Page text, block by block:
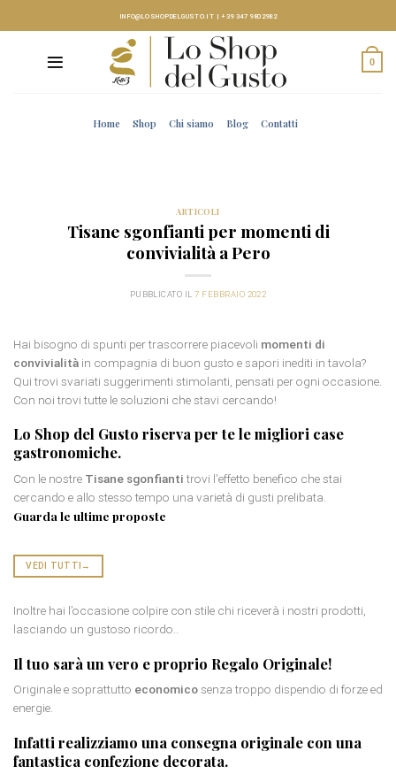
INFO@LOSHOPDELGUSTO.IT |+39 347 9802982
0
Home Shop Chi siamo Blog Contatti
ARTICOLI
Tisane sgonfianti per momenti di
convivialità a Pero
PUBBLICATO IL7 FEBBRAIO 2022
Hai bisogno di spunti per trascorrere piacevoli momenti di
convivialità in compagnia di buon gusto e sapori inediti in tavola?
Qui trovi svariati suggerimenti stimolanti, pensati per ogni occasione.
Con noi trovi tutte le soluzioni che stavi cercando!
Lo Shop del Gusto riserva per te lemigliori case
gastronomiche.
Con le nostre Tisane sgonfianti trovi l’effetto benefico che stai
cercando e allo stesso tempo una varietà di gusti prelibata.
Guarda le ultime proposte
VEDI TUTTI →
Inoltre hai l’occasione colpire con stile chi riceverà i nostri prodotti,
lasciando un gustoso ricordo..
Il tuo sarà un vero e proprio Regalo Originale!
Originale e soprattutto economicosenza troppo dispendio di forze ed
energie.
Infatti realizziamo una consegna originale con una
fantastica confezione decorata.